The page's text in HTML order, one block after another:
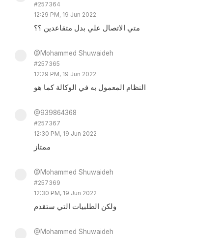
#257364
12:29 PM, 19 Jun 2022
متي الاتصال علي بدل متقاعدين ؟؟
@Mohammed Shuwaideh
#257365
12:29 PM, 19 Jun 2022
النظام المعمول به في الوكالة كما هو
@939864368
#257367
12:30 PM, 19 Jun 2022
ممتاز
@Mohammed Shuwaideh
#257369
12:30 PM, 19 Jun 2022
ولكن الطلبيات التي ستقدم
@Mohammed Shuwaideh